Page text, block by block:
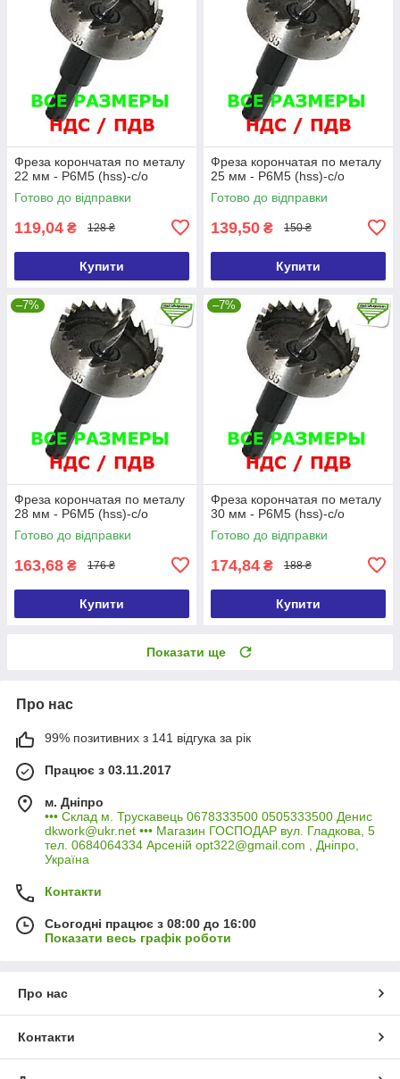
Фреза корончатая по металу
22 мм - Р6М5 (hss)-с/о
Готово до відправки
119,04 ₴ 128 ₴
Купити
Фреза корончатая по металу
25 мм - Р6М5 (hss)-с/о
Готово до відправки
139,50 ₴ 150 ₴
Купити
–7%
Фреза корончатая по металу
28 мм - Р6М5 (hss)-с/о
Готово до відправки
163,68 ₴ 176 ₴
Купити
–7%
Фреза корончатая по металу
30 мм - Р6М5 (hss)-с/о
Готово до відправки
174,84 ₴ 188 ₴
Купити
Показати ще
Про нас
99% позитивних з 141 відгука за рік
Працює з 03.11.2017
м. Дніпро
••• Склад м. Трускавець 0678333500 0505333500 Денис
dkwork@ukr.net ••• Магазин ГОСПОДАР вул. Гладкова, 5
тел. 0684064334 Арсеній opt322@gmail.com , Дніпро,
Україна
Контакти
Сьогодні працює з 08:00 до 16:00
Показати весь графік роботи
Про нас
Контакти